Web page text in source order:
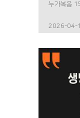
누가복음
2026-04-